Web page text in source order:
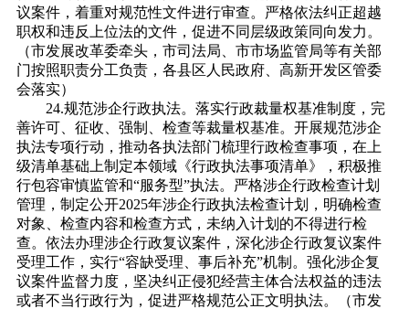
议案件，着重对规范性文件进行审查。严格依法纠正超越
职权和违反上位法的文件，促进不同层级政策同向发力。
（市发展改革委牵头，市司法局、市市场监管局等有关部
门按照职责分工负责，各县区人民政府、高新开发区管委
会落实）
24.规范涉企行政执法。落实行政裁量权基准制度，完
善许可、征收、强制、检查等裁量权基准。开展规范涉企
执法专项行动，推动各执法部门梳理行政检查事项，在上
级清单基础上制定本领域《行政执法事项清单》，积极推
行包容审慎监管和“服务型”执法。严格涉企行政检查计划
管理，制定公开2025年涉企行政执法检查计划，明确检查
对象、检查内容和检查方式，未纳入计划的不得进行检
查。依法办理涉企行政复议案件，深化涉企行政复议案件
受理工作，实行“容缺受理、事后补充”机制。强化涉企复
议案件监督力度，坚决纠正侵犯经营主体合法权益的违法
或者不当行政行为，促进严格规范公正文明执法。（市发